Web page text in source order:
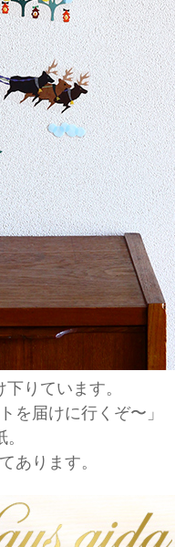
りています。
を届けに行くぞ〜」
あります。